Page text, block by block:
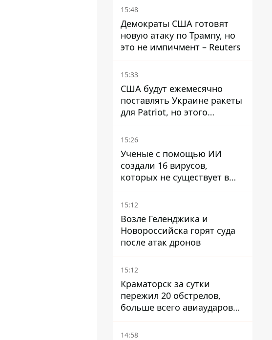
15:48
Демократы США готовят
новую атаку по Трампу, но
это не импичмент – Reuters
15:33
США будут ежемесячно
поставлять Украине ракеты
для Patriot, но этого
недостаточно – Зеленский
15:26
Ученые с помощью ИИ
создали 16 вирусов,
которых не существует в
природе
15:12
Возле Геленджика и
Новороссийска горят суда
после атак дронов
15:12
Краматорск за сутки
пережил 20 обстрелов,
больше всего авиаударов
КАБ-250
14:58